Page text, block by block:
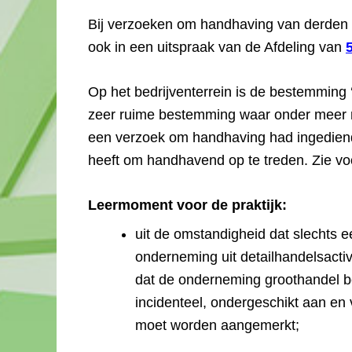
Bij verzoeken om handhaving van
ook in een uitspraak van de Afdeling van
Op het bedrijventerrein is de bestemming
zeer ruime bestemming waar onder
een verzoek om handhaving had
heeft om handhavend op te treden. Zie
Leermoment voor de praktijk:
uit de omstandigheid dat slechts
onderneming uit
dat de onderneming groothandel
incidenteel, ondergeschikt aan
moet worden aangemerkt;